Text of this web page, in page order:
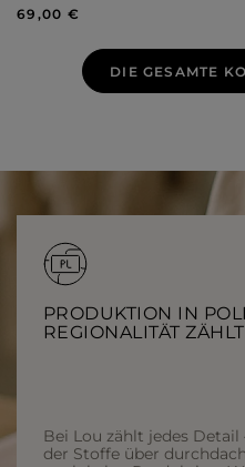
69,00 €
DIE GESAMTE
PRODUKTION IN
REGIONALITÄT
Bei Lou zählt jedes
der Stoffe über